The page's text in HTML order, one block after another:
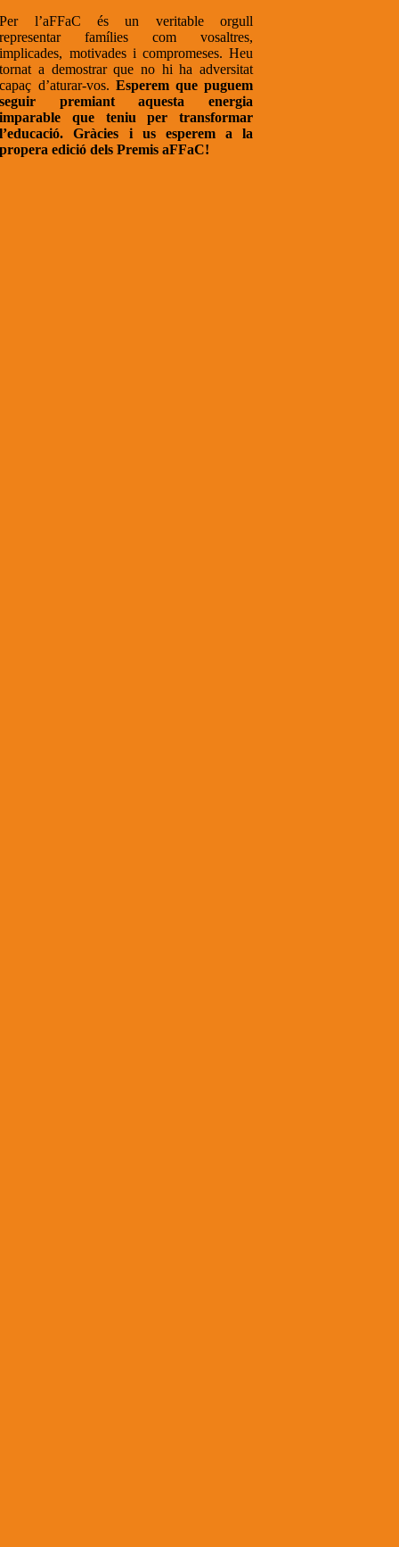
Per l’aFFaC és un veritable orgull
representar famílies com vosaltres,
implicades, motivades i compromeses. Heu
tornat a demostrar que no hi ha adversitat
capaç d’aturar-vos. Esperem que puguem
seguir premiant aquesta energia
imparable que teniu per transformar
l’educació. Gràcies i us esperem a la
propera edició dels Premis aFFaC!